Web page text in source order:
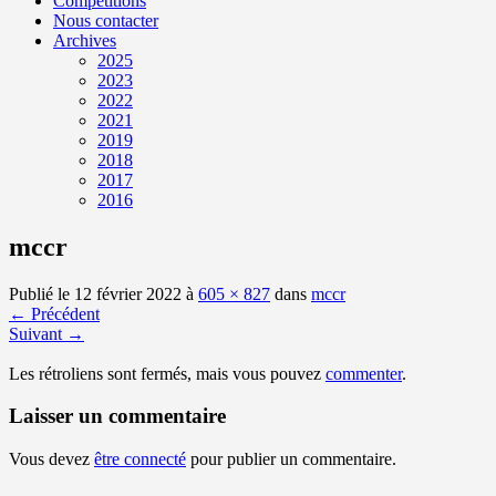
Nous contacter
Archives
2025
2023
2022
2021
2019
2018
2017
2016
mccr
Publié le 12 février 2022 à 605 × 827 dans mccr
← Précédent
Suivant →
Les rétroliens sont fermés, mais vous pouvez commenter.
Laisser un commentaire
Vous devez être connecté pour publier un commentaire.